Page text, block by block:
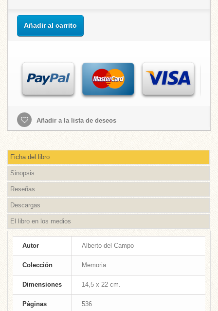
Añadir al carrito
Añadir a la lista de deseos
Ficha del libro
Sinopsis
Reseñas
Descargas
El libro en los medios
Autor Alberto del Campo
Colección Memoria
Dimensiones 14,5 x 22 cm.
Páginas 536